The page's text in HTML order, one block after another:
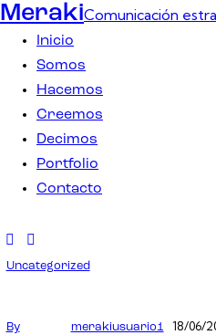
MerakiComunicación
Inicio
Somos
Hacemos
Creemos
Decimos
Portfolio
Contacto
Uncategorized
By merakiusuario1 18/06/